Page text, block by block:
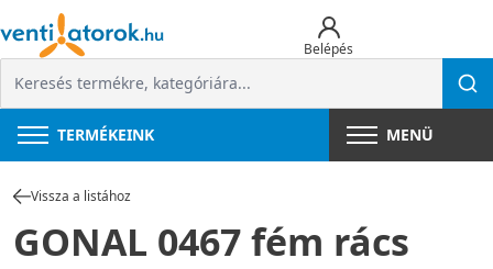
Belépés
TERMÉKEINK MENÜ
Vissza a listához
GONAL 0467 fém rács